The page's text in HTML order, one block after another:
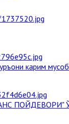
карим